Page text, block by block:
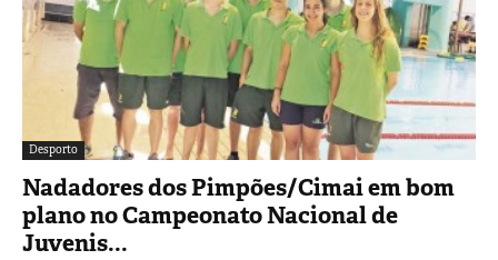
Desporto
Nadadores dos Pimpões/Cimai em bom
plano no Campeonato Nacional de
Juvenis...